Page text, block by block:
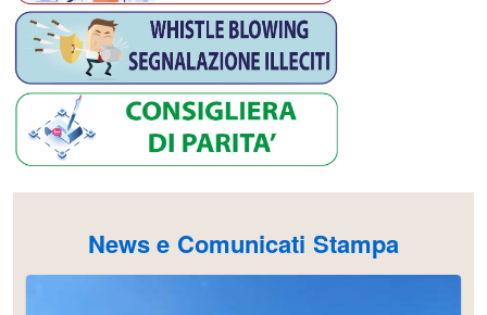
News e Comunicati Stampa